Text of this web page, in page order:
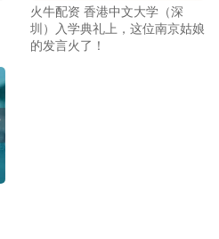
火牛配资 香港中文大学（深
圳）入学典礼上，这位南京姑娘
的发言火了！